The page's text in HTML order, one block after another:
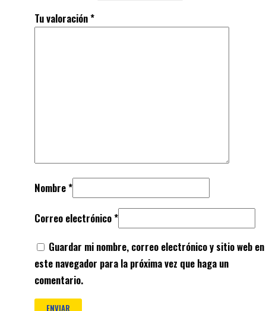
Tu valoración*
Nombre*
Correo electrónico*
Guardar mi nombre, correo electrónico y sitio web en
este navegador para la próxima vez que haga un
comentario.